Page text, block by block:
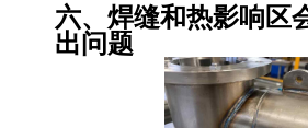
六、焊缝和热影响区
出问题